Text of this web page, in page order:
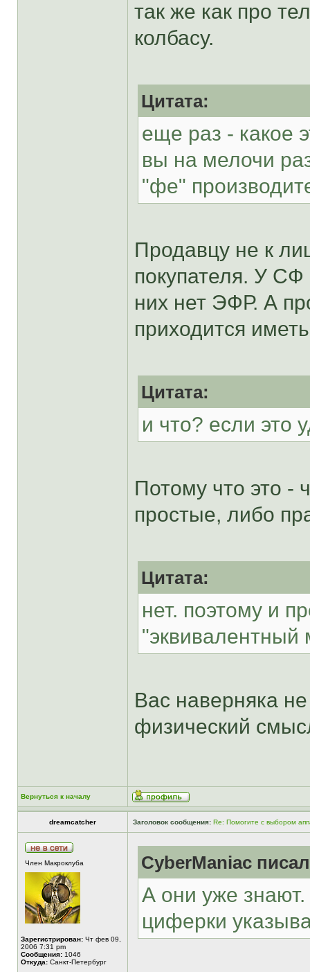
так же как про
колбасу.
Цитата:
еще раз - какое
вы на мелочи
"фе"
Продавцу не к
покупателя. У СФ
них нет ЭФР. А
приходится
Цитата:
и что? если это
Потому что это -
простые, либо
Цитата:
нет. поэтому и
"эквивалентный
Вас наверняка
физический
Вернуться к началу
dreamcatcher Заголовок сообщения: Re: Помогите с выбором
Член Макроклуба
Зарегистрирован: Чт фев 09,
2006 7:31 pm
Сообщения: 1046
Откуда: Санкт-Петербург
CyberManiac
А они уже
циферки